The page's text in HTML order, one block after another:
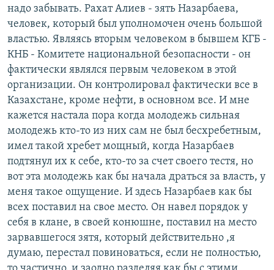
надо забывать. Рахат Алиев - зять Назарбаева,
человек, который был уполномочен очень большой
властью. Являясь вторым человеком в бывшем КГБ -
КНБ - Комитете национальной безопасности - он
фактически являлся первым человеком в этой
организации. Он контролировал фактически все в
Казахстане, кроме нефти, в основном все. И мне
кажется настала пора когда молодежь сильная
молодежь кто-то из них сам не был бесхребетным,
имел такой хребет мощный, когда Назарбаев
подтянул их к себе, кто-то за счет своего тестя, но
вот эта молодежь как бы начала драться за власть, у
меня такое ощущение. И здесь Назарбаев как бы
всех поставил на свое место. Он навел порядок у
себя в клане, в своей конюшне, поставил на место
зарвавшегося зятя, который действительно ,я
думаю, перестал повиноваться, если не полностью,